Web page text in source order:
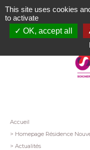
Aller
au
contenu
Fil
d'Ariane
Accueil
Homepage Résidence
Actualités
This site uses cookies
to activate
OK, accept all